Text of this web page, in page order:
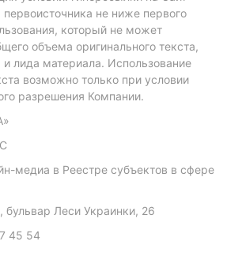
первоисточника не ниже первого
который не может
объема оригинального текста,
и лида материала. Использование
возможно только при условии
разрешения Компании.
медиа в Реестре субъектов в сфере
бульвар Леси Украинки, 26
45 54